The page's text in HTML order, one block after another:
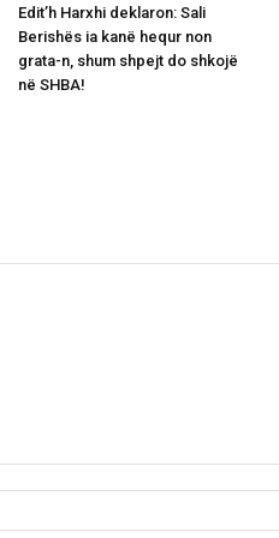
Edit’h Harxhi deklaron: Sali
Berishës ia kanë hequr non
grata-n, shum shpejt do shkojë
në SHBA!